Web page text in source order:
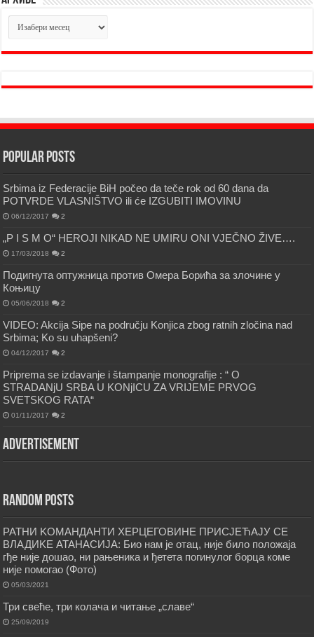
Архиве
Popular Posts
Srbima iz Federacije BiH počeo da teče rok od 60 dana da
POTVRDE VLASNIŠTVO ili će IZGUBITI IMOVINU
06/12/2017 2
„P I S M O“ HEROJI NIKAD NE UMIRU ONI VJEČNO ŽIVE….
17/03/2018 2
Подигнута оптужница против Омера Борића за злочине у
Коњицу
05/06/2018 2
VIDEO: Akcija Sipe na području Konjica zbog ratnih zločina nad
Srbima; Ko su uhapšeni?
04/12/2017 2
Priprema se izdavanje i štampanje monografije : “ O
STRADANjU SRBA U KONjICU ZA VRIJEME PRVOG
SVETSKOG RATA“
01/11/2017 2
Advertisement
Random Posts
РАТНИ KОМАНДАНТИ ХЕРЦЕГОВИНЕ ПРИСЈЕЋАЈУ СЕ
ВЛАДИKЕ АТАНАСИЈА: Био нам је отац, није било положаја
гђе није дошао, ни рањеника и ђетета погинулог борца коме
није помогао (Фото)
05/03/2021
Три свеће, три колача и читање „славе“
25/09/2019